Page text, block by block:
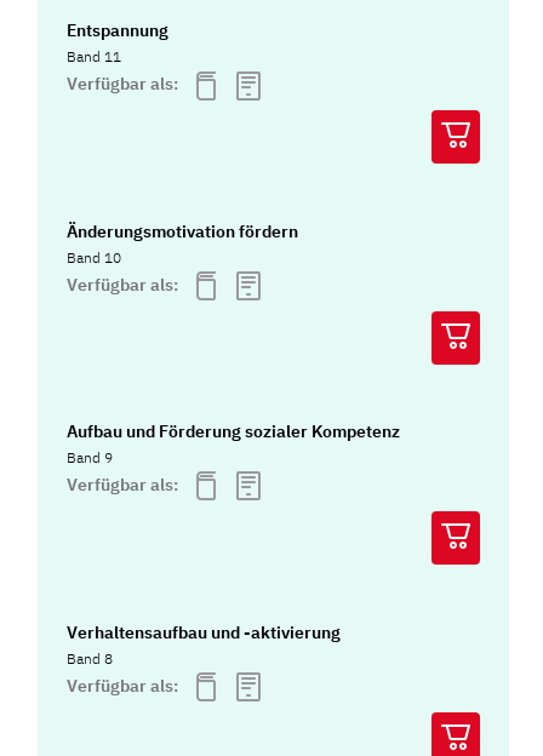
Entspannung
Band 11
Verfügbar als:
Änderungsmotivation fördern
Band 10
Verfügbar als:
Aufbau und Förderung sozialer Kompetenz
Band 9
Verfügbar als:
Verhaltensaufbau und -aktivierung
Band 8
Verfügbar als: